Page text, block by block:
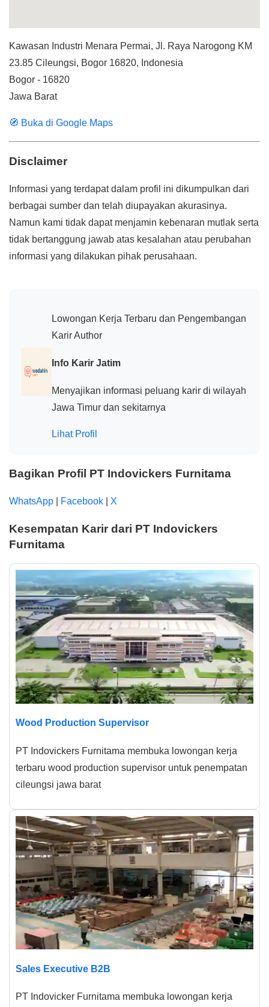
Kawasan Industri Menara Permai, Jl. Raya Narogong KM
23.85 Cileungsi, Bogor 16820, Indonesia
Bogor - 16820
Jawa Barat
🧭 Buka di Google Maps
Disclaimer
Informasi yang terdapat dalam profil ini dikumpulkan dari
berbagai sumber dan telah diupayakan akurasinya.
Namun kami tidak dapat menjamin kebenaran mutlak serta
tidak bertanggung jawab atas kesalahan atau perubahan
informasi yang dilakukan pihak perusahaan.
Lowongan Kerja Terbaru dan Pengembangan
Karir Author
Info Karir Jatim
Menyajikan informasi peluang karir di wilayah
Jawa Timur dan sekitarnya
Lihat Profil
Bagikan Profil PT Indovickers Furnitama
WhatsApp Facebook X
Kesempatan Karir dari PT Indovickers
Furnitama
Wood Production Supervisor
PT Indovickers Furnitama membuka lowongan kerja
terbaru wood production supervisor untuk penempatan
cileungsi jawa barat
Sales Executive B2B
PT Indovicker Furnitama membuka lowongan kerja